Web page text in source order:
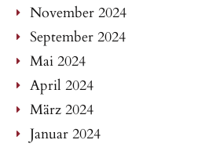
November 2024
September 2024
Mai 2024
April 2024
März 2024
Januar 2024